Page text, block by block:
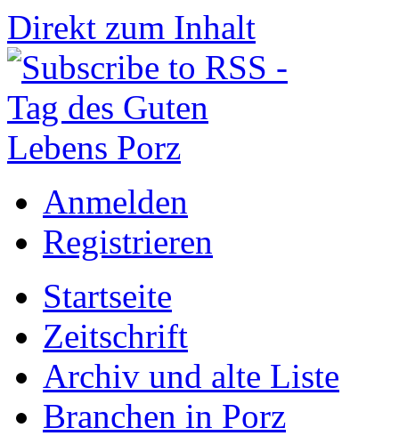
Direkt zum Inhalt
Anmelden
Registrieren
Startseite
Zeitschrift
Archiv und alte Liste
Branchen in Porz